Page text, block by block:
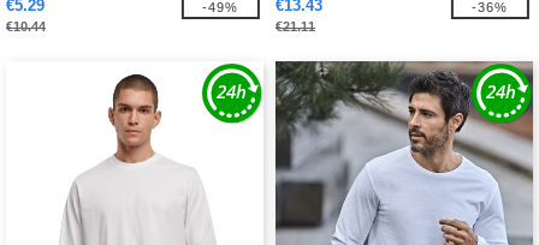
€5.29
€10.44
-49% €13.43
€21.11
-36%